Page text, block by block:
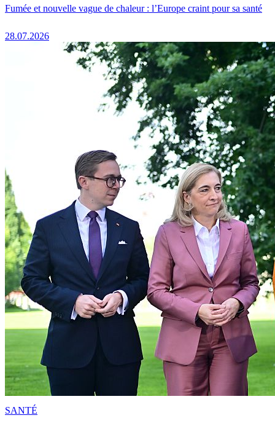
Fumée et nouvelle vague de chaleur : l’Europe craint pour sa santé
28.07.2026
SANTÉ